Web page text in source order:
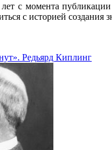
с момента
с историей создания
Редьярд Киплинг